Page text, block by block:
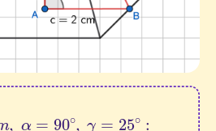
90 ∘, γ=25∘ :⇒a sin(90 c